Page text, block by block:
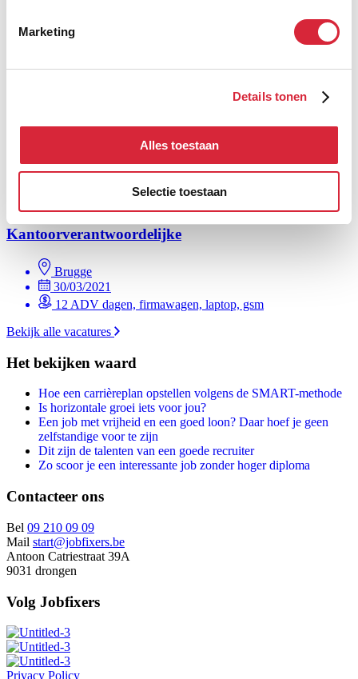
Marketing
Details tonen
Alles toestaan
Selectie toestaan
klaar om erin te vliegen?
12 ADV dagen, firmawagen, laptop, gsm, bonussysteem
Kantoorverantwoordelijke
Brugge
30/03/2021
12 ADV dagen, firmawagen, laptop, gsm
Bekijk alle vacatures
Het bekijken waard
Hoe een carrièreplan opstellen volgens de SMART-methode
Is horizontale groei iets voor jou?
Een job met vrijheid en een goed loon? Daar hoef je geen
zelfstandige voor te zijn
Dit zijn de talenten van een goede recruiter
Zo scoor je een interessante job zonder hoger diploma
Contacteer ons
Bel 09 210 09 09
Mail start@jobfixers.be
Antoon Catriestraat 39A
9031 drongen
Volg Jobfixers
Privacy Policy